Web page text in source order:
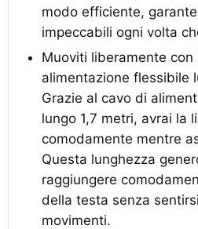
modo efficiente,
impeccabili ogni volta
Muoviti liberamente con
alimentazione flessibile
Grazie al cavo di
lungo 1,7 metri, avrai la
comodamente mentre
Questa lunghezza
raggiungere
della testa senza
movimenti.